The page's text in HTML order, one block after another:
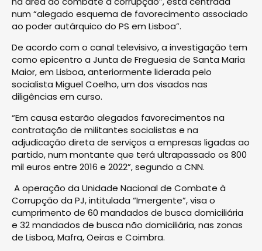
num “alegado esquema de favorecimento associado
ao poder autárquico do PS em Lisboa”.
De acordo com o canal televisivo, a investigação tem
como epicentro a Junta de Freguesia de Santa Maria
Maior, em Lisboa, anteriormente liderada pelo
socialista Miguel Coelho, um dos visados nas
diligências em curso.
“Em causa estarão alegados favorecimentos na
contratação de militantes socialistas e na
adjudicação direta de serviços a empresas ligadas ao
partido, num montante que terá ultrapassado os 800
mil euros entre 2016 e 2022”, segundo a CNN.
A operação da Unidade Nacional de Combate à
Corrupção da PJ, intitulada “Imergente”, visa o
cumprimento de 60 mandados de busca domiciliária
e 32 mandados de busca não domiciliária, nas zonas
de Lisboa, Mafra, Oeiras e Coimbra.